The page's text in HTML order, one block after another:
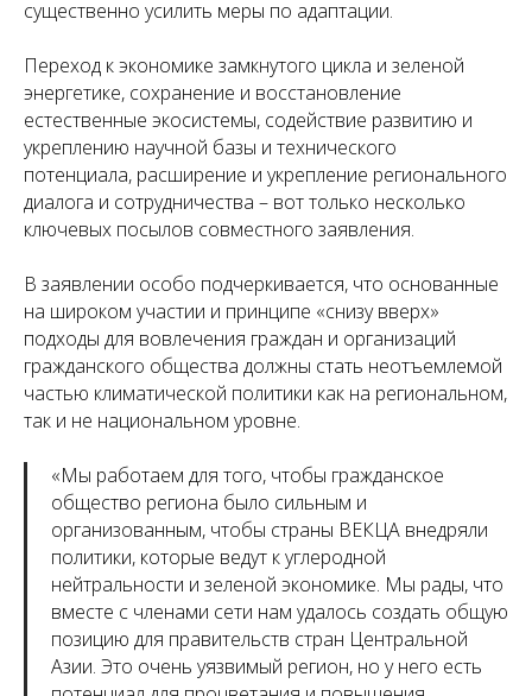
существенно усилить меры по адаптации.
Переход к экономике замкнутого цикла и зеленой
энергетике, сохранение и восстановление
естественные экосистемы, содействие развитию и
укреплению научной базы и технического
потенциала, расширение и укрепление регионального
диалога и сотрудничества – вот только несколько
ключевых посылов совместного заявления.
В заявлении особо подчеркивается, что основанные
на широком участии и принципе «снизу вверх»
подходы для вовлечения граждан и организаций
гражданского общества должны стать неотъемлемой
частью климатической политики как на региональном,
так и не национальном уровне.
«Мы работаем для того, чтобы гражданское
общество региона было сильным и
организованным, чтобы страны ВЕКЦА внедряли
политики, которые ведут к углеродной
нейтральности и зеленой экономике. Мы рады, что
вместе с членами сети нам удалось создать общую
позицию для правительств стран Центральной
Азии. Это очень уязвимый регион, но у него есть